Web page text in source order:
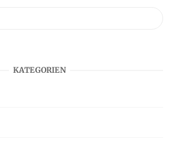
KATEGORIEN